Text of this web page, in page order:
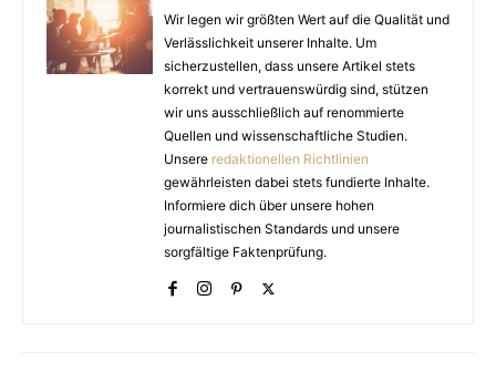
Wir legen wir größten Wert auf die Qualität und
Verlässlichkeit unserer Inhalte. Um
sicherzustellen, dass unsere Artikel stets
korrekt und vertrauenswürdig sind, stützen
wir uns ausschließlich auf renommierte
Quellen und wissenschaftliche Studien.
Unsere redaktionellen Richtlinien
gewährleisten dabei stets fundierte Inhalte.
Informiere dich über unsere hohen
journalistischen Standards und unsere
sorgfältige Faktenprüfung.